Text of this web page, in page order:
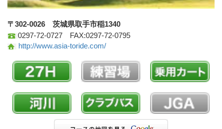
〒302-0026 茨城県取手市稲1340
0297-72-0727 FAX:0297-72-0795
http://www.asia-toride.com/